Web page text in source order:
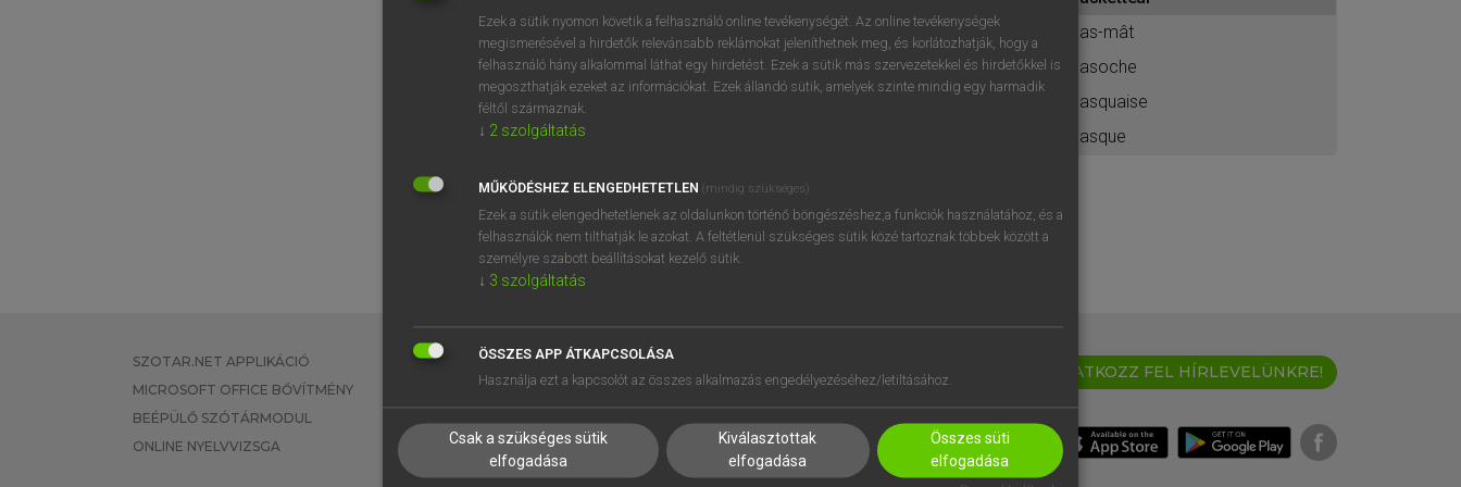
BELÉPÉS
próbaverziójának elindításához
regisztrálok ésbelépek.
REGISZTRÁCIÓ
bas-mât
basoche
basquaise
basque
SZOTAR.NET APPLIKÁCIÓ
MICROSOFT OFFICE BŐVÍTMÉNY
BEÉPÜLŐ SZÓTÁRMODUL
ONLINE NYELVVIZSGA
EGYÉNI FELHASZNÁLÓKNAK
TANULÓKNAK
VÁLLALATI MEGOLDÁSOK
SÚGÓ
RÓLUNK
SÜTI BEÁLLÍTÁSOK
IRATKOZZ FEL HÍRLEVELÜNKRE!
Ezek a sütik nyomon követik a felhasználó online tevékenységét. Az online tevékenységek
megismerésével a hirdetők relevánsabb reklámokat jeleníthetnek meg, és korlátozhatják, hogy a
felhasználó hány alkalommal láthat egy hirdetést. Ezek a sütik más szervezetekkel és hirdetőkkel is
megoszthatják ezeket az információkat. Ezek állandó sütik, amelyek szinte mindig egy harmadik
féltől származnak.
↓ 2 szolgáltatás
MŰKÖDÉSHEZ ELENGEDHETETLEN (mindig szükséges)
Ezek a sütik elengedhetetlenek az oldalunkon történő böngészéshez,a funkciók használatához, és a
felhasználók nem tilthatják le azokat. A feltétlenül szükséges sütik közé tartoznak többek között a
személyre szabott beállításokat kezelő sütik.
↓ 3 szolgáltatás
ÖSSZES APP ÁTKAPCSOLÁSA
Használja ezt a kapcsolót az összes alkalmazás engedélyezéséhez/letiltásához.
Csak a szükséges sütik
elfogadása
Kiválasztottak
elfogadása
Összes süti
elfogadása